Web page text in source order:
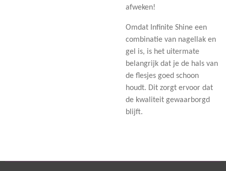
afweken!
Omdat Infinite Shine een
combinatie van nagellak en
gel is, is het uitermate
belangrijk dat je de hals van
de flesjes goed schoon
houdt. Dit zorgt ervoor dat
de kwaliteit gewaarborgd
blijft.